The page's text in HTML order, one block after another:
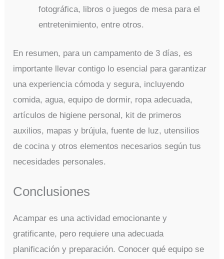
fotográfica, libros o juegos de mesa para el
entretenimiento, entre otros.
En resumen, para un campamento de 3 días, es
importante llevar contigo lo esencial para garantizar
una experiencia cómoda y segura, incluyendo
comida, agua, equipo de dormir, ropa adecuada,
artículos de higiene personal, kit de primeros
auxilios, mapas y brújula, fuente de luz, utensilios
de cocina y otros elementos necesarios según tus
necesidades personales.
Conclusiones
Acampar es una actividad emocionante y
gratificante, pero requiere una adecuada
planificación y preparación. Conocer qué equipo se